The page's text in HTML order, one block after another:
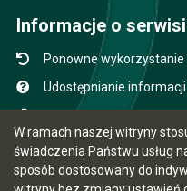
W ramach naszej witryny
świadczenia Państwu usług
sposób dostosowany do
Informacje o
Ponowne wykorzystanie
Udostępnianie
Instrukcja obsługi
Statystyki oglądalności